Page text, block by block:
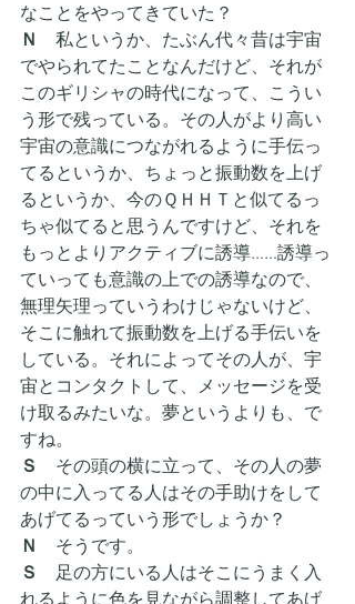
なことをやってきていた？
Ｎ
私というか、たぶん代々昔は宇宙
でやられてたことなんだけど、それが
このギリシャの時代になって、こうい
う形で残っている。その人がより高い
宇宙の意識につながれるように手伝っ
てるというか、ちょっと振動数を上げ
るというか、今のＱＨＨＴと似てるっ
ちゃ似てると思うんですけど、それを
もっとよりアクティブに誘導……誘導っ
ていっても意識の上での誘導なので、
無理矢理っていうわけじゃないけど、
そこに触れて振動数を上げる手伝いを
している。それによってその人が、宇
宙とコンタクトして、メッセージを受
け取るみたいな。夢というよりも、で
すね。
Ｓ その頭の横に立って、その人の夢
の中に入ってる人はその手助けをして
あげてるっていう形でしょうか？
Ｎ
そうです。
Ｓ
足の方にいる人はそこにうまく入
れるように色を見ながら調整してあげ